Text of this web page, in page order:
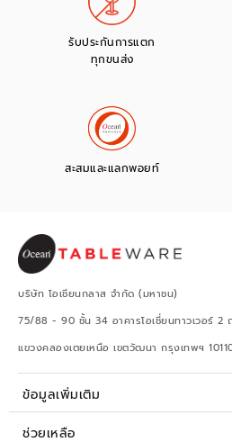
รับประกันการแตก
ทุกขนส่ง
สะสมและแลกพอยท์
บริษัท โอเชียนกลาส จำกัด (มหาชน)
75/88 - 90 ชั้น 34 อาคารโอเชี่ยนทาวเวอร์ 2
แขวงคลองเตยเหนือ เขตวัฒนา กรุงเทพฯ
ข้อมูลเพิ่มเติม
ช่วยเหลือ